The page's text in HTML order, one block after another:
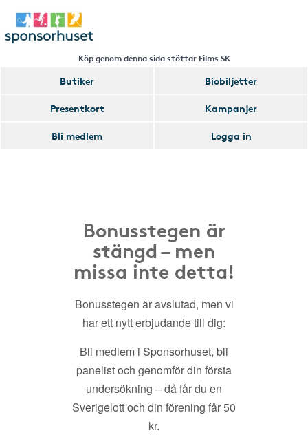
Köp genom denna sida stöttar Films SK
Butiker
Biobiljetter
Presentkort
Kampanjer
Bli medlem
Logga in
Bonusstegen är
stängd – men
missa inte detta!
Bonusstegen är avslutad, men vi
har ett nytt erbjudande till dig:
Bli medlem i Sponsorhuset, bli
panelist och genomför din första
undersökning – då får du en
Sverigelott och din förening får 50
kr.